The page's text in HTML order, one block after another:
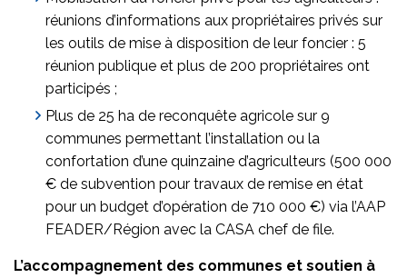
réunions d’informations aux propriétaires privés sur
les outils de mise à disposition de leur foncier : 5
réunion publique et plus de 200 propriétaires ont
participés ;
Plus de 25 ha de reconquête agricole sur 9
communes permettant l’installation ou la
confortation d’une quinzaine d’agriculteurs (500 000
€ de subvention pour travaux de remise en état
pour un budget d’opération de 710 000 €) via l’AAP
FEADER/Région avec la CASA chef de file.
L’accompagnement des communes et soutien à